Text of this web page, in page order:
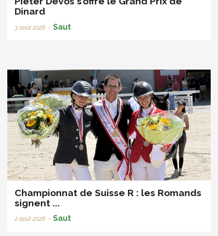
Dinard
3 août 2026 • Saut
Championnat de Suisse R : les Romands
signent ...
2 août 2026 • Saut